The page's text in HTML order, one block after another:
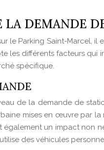
LA DEMANDE
le Parking Saint-Marcel,
les différents facteurs
spécifique.
de la demande de
mises en œuvre par
un impact non
des véhicules